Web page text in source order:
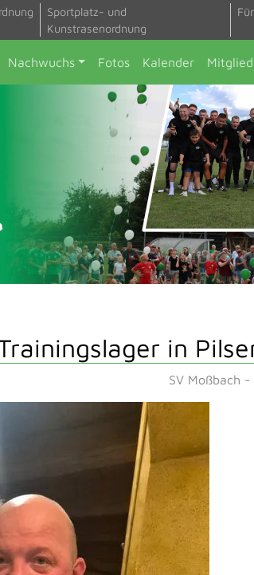
Sportplatz- und
Kunstrasenordnung
Nachwuchs Fotos Kalender
in
SV Moßbach